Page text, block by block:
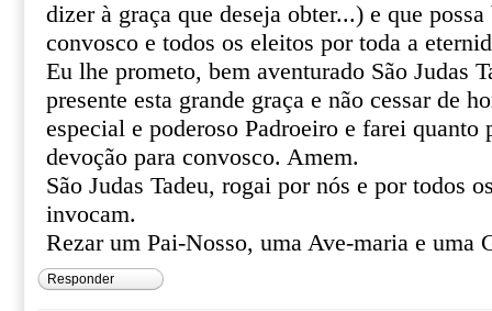
dizer à graça que deseja obter...) e que
convosco e todos os eleitos por toda a
Eu lhe prometo, bem aventurado São Judas
presente esta grande graça e não cessar de
especial e poderoso Padroeiro e farei quanto
devoção para convosco. Amem.
São Judas Tadeu, rogai por nós e por todos
invocam.
Rezar um Pai-Nosso, uma Ave-maria e uma
Responder